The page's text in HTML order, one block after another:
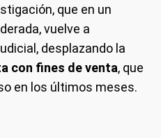
que en un
vuelve a
desplazando la
con fines de venta, que
en los últimos meses.